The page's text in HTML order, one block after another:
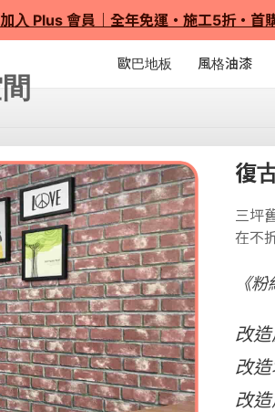
加入 Plus 會員｜全年免運・施工5折・首
歐巴地板 風格油漆
復
三坪
在不
《
改
改
改